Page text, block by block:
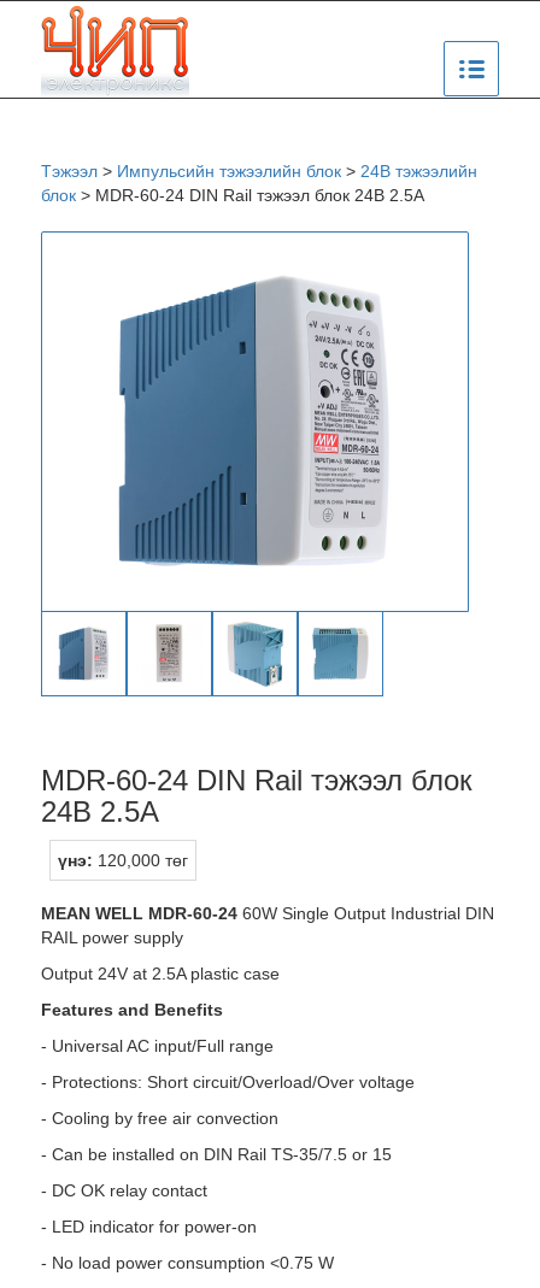
Тэжээл> Импульсийн тэжээлийн блок> 24В тэжээлийн
блок> MDR-60-24 DIN Rail тэжээл блок 24В 2.5A
MDR-60-24 DIN Rail тэжээл блок
24В 2.5A
үнэ: 120,000 төг
MEAN WELL MDR-60-24 60W Single Output Industrial DIN
RAIL power supply
Output 24V at 2.5A plastic case
Features and Benefits
- Universal AC input/Full range
- Protections: Short circuit/Overload/Over voltage
- Cooling by free air convection
- Can be installed on DIN Rail TS-35/7.5 or 15
- DC OK relay contact
- LED indicator for power-on
- No load power consumption <0.75 W